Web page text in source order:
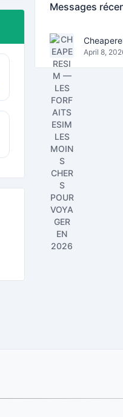
Messages
April 8,